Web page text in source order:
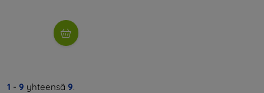
1 - 9 yhteensä 9.